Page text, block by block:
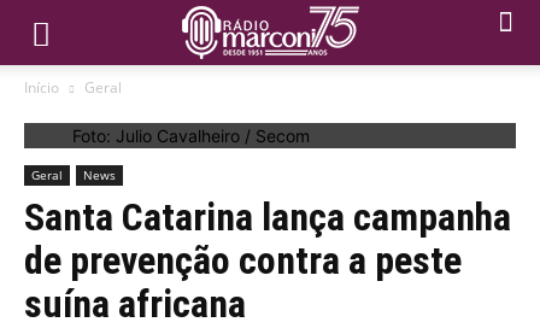
Início Geral
Foto: Julio Cavalheiro / Secom
Geral News
Santa Catarina lança campanha
de prevenção contra a peste
suína africana